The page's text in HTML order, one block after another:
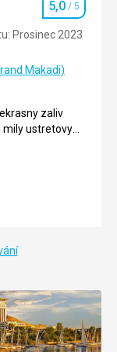
5,0/ 5
5,0/ 5
5,0
Hodnocení
5,0 / 5
Prosinec 2023
Makadi)
zaliv
mily ustretovy
zaliv
5,0 / 5
5,0/ 5